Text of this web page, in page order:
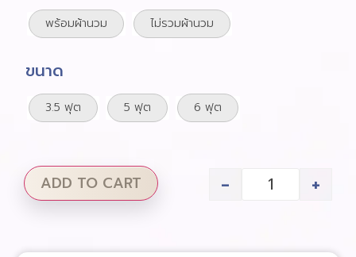
พร้อมผ้านวม ไม่รวมผ้านวม
ขนาด
3.5 ฟุต 5 ฟุต 6 ฟุต
- +
ADD TO CART